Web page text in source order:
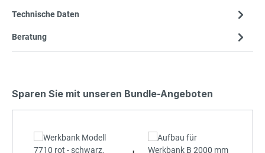
Technische Daten
Beratung
Sparen Sie mit unseren Bundle-Angeboten